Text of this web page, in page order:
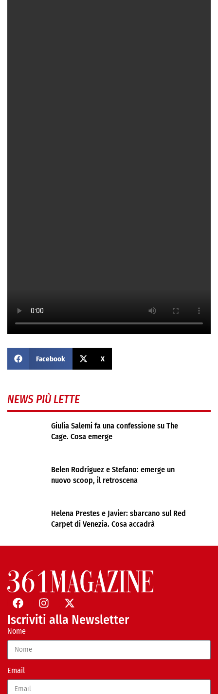
Facebook X
NEWS PIÙ LETTE
Giulia Salemi fa una confessione su The
Cage. Cosa emerge
Belen Rodríguez e Stefano: emerge un
nuovo scoop, il retroscena
Helena Prestes e Javier: sbarcano sul Red
Carpet di Venezia. Cosa accadrà
Iscriviti alla Newsletter
Nome
Email